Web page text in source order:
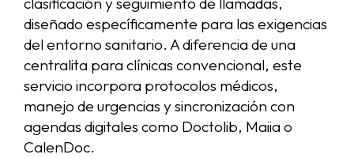
diseñado específicamente para las exigencias
del entorno sanitario. A diferencia de una
centralita para clínicas convencional, este
servicio incorpora protocolos médicos,
manejo de urgencias y sincronización con
agendas digitales como Doctolib, Maiia o
CalenDoc.